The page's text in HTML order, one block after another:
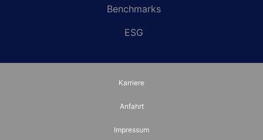
Benchmarks
ESG
Karriere
Anfahrt
Impressum